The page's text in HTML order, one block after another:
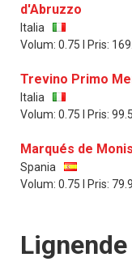
d'Abruzzo
Italia
Volum: 0.75 l Pris:
Trevino Primo
Italia
Volum: 0.75 l Pris:
Marqués de
Spania
Volum: 0.75 l Pris: